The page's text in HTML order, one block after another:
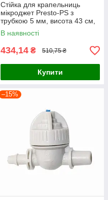
Стійка для крапельниць
мікроджет Presto-PS з
трубкою 5 мм, висота 43 см,
в упаковці - 10 шт. (CS-0143-
50)
В наявності
434,14 ₴ 510,75 ₴
Купити
–15%